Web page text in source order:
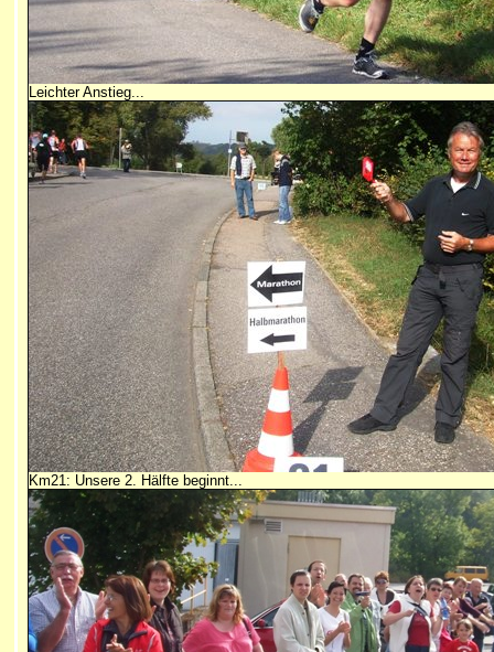
Leichter Anstieg...
Km21: Unsere 2. Hälfte beginnt...